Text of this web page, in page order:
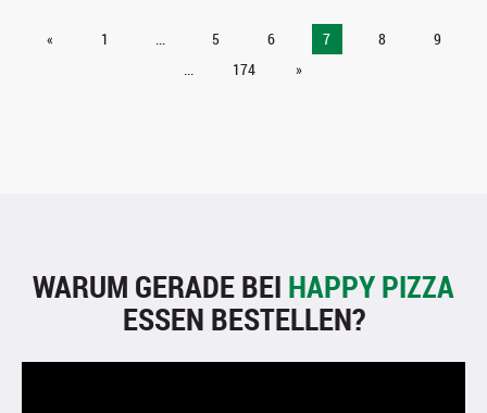
« 1 ... 5 6 7 8
9
...
174 »
WARUM GERADE BEI HAPPY PIZZA
ESSEN BESTELLEN?